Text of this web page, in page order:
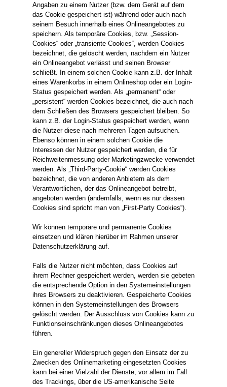
Angaben zu einem Nutzer (bzw. dem Gerät auf dem
das Cookie gespeichert ist) während oder auch nach
seinem Besuch innerhalb eines Onlineangebotes zu
speichern. Als temporäre Cookies, bzw. „Session-
Cookies“ oder „transiente Cookies“, werden Cookies
bezeichnet, die gelöscht werden, nachdem ein Nutzer
ein Onlineangebot verlässt und seinen Browser
schließt. In einem solchen Cookie kann z.B. der Inhalt
eines Warenkorbs in einem Onlineshop oder ein Login-
Status gespeichert werden. Als „permanent“ oder
„persistent“ werden Cookies bezeichnet, die auch nach
dem Schließen des Browsers gespeichert bleiben. So
kann z.B. der Login-Status gespeichert werden, wenn
die Nutzer diese nach mehreren Tagen aufsuchen.
Ebenso können in einem solchen Cookie die
Interessen der Nutzer gespeichert werden, die für
Reichweitenmessung oder Marketingzwecke verwendet
werden. Als „Third-Party-Cookie“ werden Cookies
bezeichnet, die von anderen Anbietern als dem
Verantwortlichen, der das Onlineangebot betreibt,
angeboten werden (andernfalls, wenn es nur dessen
Cookies sind spricht man von „First-Party Cookies“).
Wir können temporäre und permanente Cookies
einsetzen und klären hierüber im Rahmen unserer
Datenschutzerklärung auf.
Falls die Nutzer nicht möchten, dass Cookies auf
ihrem Rechner gespeichert werden, werden sie gebeten
die entsprechende Option in den Systemeinstellungen
ihres Browsers zu deaktivieren. Gespeicherte Cookies
können in den Systemeinstellungen des Browsers
gelöscht werden. Der Ausschluss von Cookies kann zu
Funktionseinschränkungen dieses Onlineangebotes
führen.
Ein genereller Widerspruch gegen den Einsatz der zu
Zwecken des Onlinemarketing eingesetzten Cookies
kann bei einer Vielzahl der Dienste, vor allem im Fall
des Trackings, über die US-amerikanische Seite